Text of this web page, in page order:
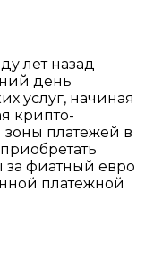
лет назад
день
услуг, начиная
крипто-
платежей в
за фиатный евро
платежной